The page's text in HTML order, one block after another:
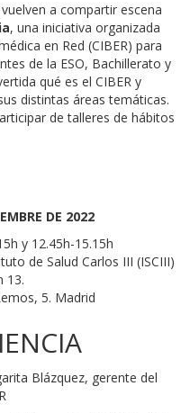
vuelven a compartir escena
, una iniciativa organizada
en Red (CIBER) para
de la ESO, Bachillerato y
qué es el CIBER y
distintas áreas temáticas.
de talleres de hábitos
DE 2022
y 12.45h-15.15h
de Salud Carlos III (ISCIII)
13.
5. Madrid
Blázquez, gerente del